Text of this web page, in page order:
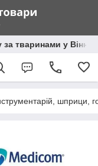
тваринами у
шприци,